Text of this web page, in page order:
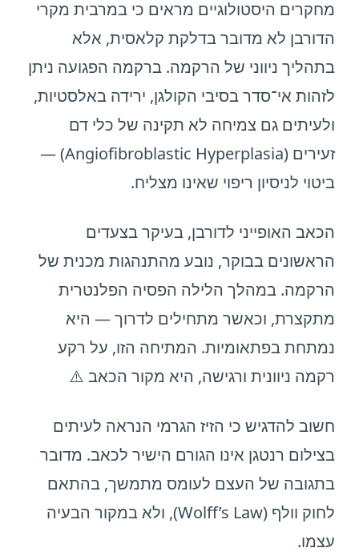
מחקרים היסטולוגיים מראים כי במרבית מקרי
הדורבן לא מדובר בדלקת קלאסית, אלא
בתהליך ניווני של הרקמה. ברקמה הפגועה ניתן
לזהות אי־סדר בסיבי הקולגן, ירידה באלסטיות,
ולעיתים גם צמיחה לא תקינה של כלי דם
זעירים (Angiofibroblastic Hyperplasia) —
ביטוי לניסיון ריפוי שאינו מצליח.
הכאב האופייני לדורבן, בעיקר בצעדים
הראשונים בבוקר, נובע מהתנהגות מכנית של
הרקמה. במהלך הלילה הפסיה הפלנטרית
מתקצרת, וכאשר מתחילים לדרוך — היא
נמתחת בפתאומיות. המתיחה הזו, על רקע
רקמה ניוונית ורגישה, היא מקור הכאב ⚠️
חשוב להדגיש כי הזיז הגרמי הנראה לעיתים
בצילום רנטגן אינו הגורם הישיר לכאב. מדובר
בתגובה של העצם לעומס מתמשך, בהתאם
לחוק וולף (Wolff’s Law), ולא במקור הבעיה
עצמו.